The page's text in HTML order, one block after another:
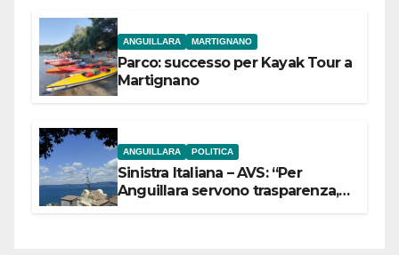
ANGUILLARA MARTIGNANO
Parco: successo per Kayak Tour a
Martignano
ANGUILLARA POLITICA
Sinistra Italiana – AVS: “Per
Anguillara servono trasparenza,